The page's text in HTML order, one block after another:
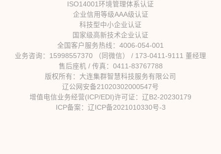
ISO14001环境管理体系认证
企业信用等级AAA级认证
科技型中小企业认证
国家级高新技术企业认证
全国客户服务热线：4006-054-001
业务咨询：15998557370 （同微信） / 173-0411-9111 董经理
售后座机 / 传真：0411-83767788
版权所有：大连集群智慧科技服务有限公司
辽公网安备21020302000547号
增值电信业务经营(ICP/EDI)许可证：辽B2-20230179
ICP备案：辽ICP备2021010330号-3